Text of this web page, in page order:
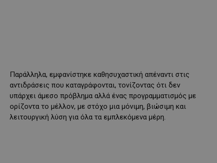
Παράλληλα, εμφανίστηκε καθησυχαστική απέναντι στις
αντιδράσεις που καταγράφονται, τονίζοντας ότι δεν
υπάρχει άμεσο πρόβλημα αλλά ένας προγραμματισμός με
ορίζοντα το μέλλον, με στόχο μια μόνιμη, βιώσιμη και
λειτουργική λύση για όλα τα εμπλεκόμενα μέρη.